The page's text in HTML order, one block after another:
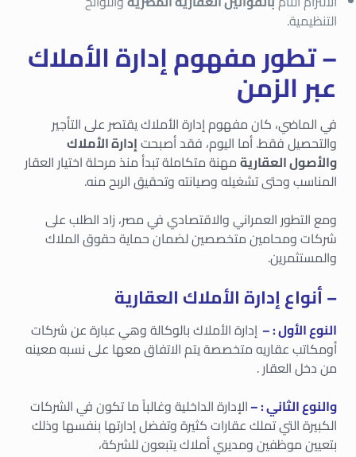
التنظيمية.
– تطور مفهوم إدارة الأملاك
عبر الزمن
في الماضي، كان مفهوم إدارة الأملاك يقتصر على التأجير
والتحصيل فقط. أما اليوم، فقد أصبحتإدارة الأملاك
والأصول العقاريةمهنة متكاملة تبدأ منذ مرحلة اختيار العقار
المناسب وحتى تشغيله وصيانته وتحقيق الربح منه.
ومع التطور العمراني والاقتصادي في مصر، زاد الطلب على
شركات ومحامين متخصصين لضمان حماية حقوق الملاك
والمستثمرين.
– أنواع إدارة الأملاك العقارية
النوع الأول : – إدارة الأملاك بالوكالة وهي عبارة عن شركات
أومكاتب عقاريه متخصصة يتم الاتفاق معها على نسبه معينه
من دخل العقار .
والنوع الثاني : –الإدارة الداخلية وغالباً ما تكون في الشركات
الكبيرة التي تملك عقارات كثيرة وتفضل إدارتها بنفسها وذلك
بتعيين موظفين ومديري أملاك يتبعون للشركة،